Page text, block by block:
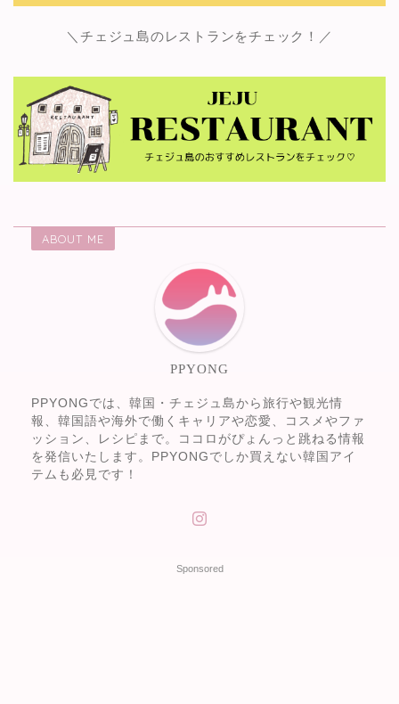
＼チェジュ島のレストランをチェック！／
ABOUT ME
PPYONG
PPYONGでは、韓国・チェジュ島から旅行や観光情
報、韓国語や海外で働くキャリアや恋愛、コスメやファ
ッション、レシピまで。ココロがぴょんっと跳ねる情報
を発信いたします。PPYONGでしか買えない韓国アイ
テムも必見です！
Sponsored